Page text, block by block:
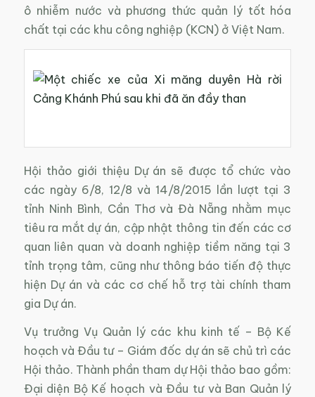
ô nhiễm nước và phương thức quản lý tốt hóa
chất tại các khu công nghiệp (KCN) ở Việt Nam.
Hội thảo giới thiệu Dự án sẽ được tổ chức vào
các ngày 6/8, 12/8 và 14/8/2015 lần lượt tại 3
tỉnh Ninh Bình, Cần Thơ và Đà Nẵng nhằm mục
tiêu ra mắt dự án, cập nhật thông tin đến các cơ
quan liên quan và doanh nghiệp tiềm năng tại 3
tỉnh trọng tâm, cũng như thông báo tiến độ thực
hiện Dự án và các cơ chế hỗ trợ tài chính tham
gia Dự án.
Vụ trưởng Vụ Quản lý các khu kinh tế – Bộ Kế
hoạch và Đầu tư – Giám đốc dự án sẽ chủ trì các
Hội thảo. Thành phần tham dự Hội thảo bao gồm:
Đại diện Bộ Kế hoạch và Đầu tư và Ban Quản lý